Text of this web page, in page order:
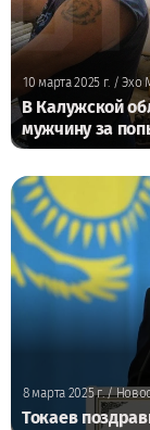
10 марта 2025 г. / Эхо
В Калужской
мужчину за
8 марта 2025 г./
Токаев